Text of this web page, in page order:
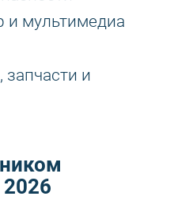
и мультимедиа
и